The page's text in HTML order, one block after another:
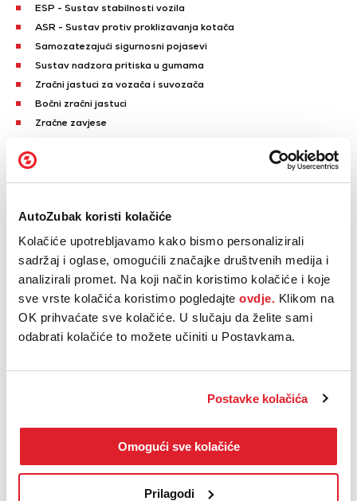
AutoZubak koristi kolačiće
Kolačiće upotrebljavamo kako bismo personalizirali
sadržaj i oglase, omogućili značajke društvenih medija i
analizirali promet. Na koji način koristimo kolačiće i koje
sve vrste kolačića koristimo pogledajte ovdje. Klikom na
OK prihvaćate sve kolačiće. U slučaju da želite sami
odabrati kolačiće to možete učiniti u Postavkama.
Postavke kolačića
Omogući sve kolačiće
Prilagodi
ESP - Sustav stabilnosti vozila
ASR - Sustav protiv proklizavanja kotača
Samozatezajući sigurnosni pojasevi
Sustav nadzora pritiska u gumama
Zračni jastuci za vozača i suvozača
Bočni zračni jastuci
Zračne zavjese
Blokada upravljača
Naplatci od lake legure
Električno podesiva ogledala
Električno podizanje prednjih stakala
Električno podizanje stražnjih stakala
GPS navigacija
Centralni ekran osjetljiv na dodir
Putno računalo
Radio MP3
Upravljač podesiv po visini